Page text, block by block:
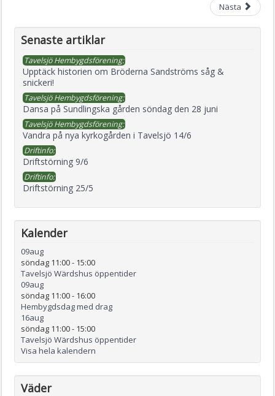
Nästa
Senaste artiklar
Tavelsjö Hembygdsförening:
Upptäck historien om Bröderna Sandströms såg &
snickeri!
Tavelsjö Hembygdsförening:
Dansa på Sundlingska gården söndag den 28 juni
Tavelsjö Hembygdsförening:
Vandra på nya kyrkogården i Tavelsjö 14/6
Driftinfo:
Driftstörning 9/6
Driftinfo:
Driftstörning 25/5
Kalender
09aug
söndag 11:00- 15:00
Tavelsjö Wärdshus öppentider
09aug
söndag 11:00- 16:00
Hembygdsdag med drag
16aug
söndag 11:00- 15:00
Tavelsjö Wärdshus öppentider
Visa hela kalendern
Väder